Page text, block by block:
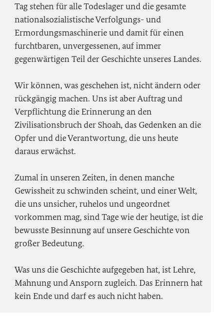
Tag stehen für alle Todeslager und die gesamte
nationalsozialistische Verfolgungs- und
Ermordungsmaschinerie und damit für einen
furchtbaren, unvergessenen, auf immer
gegenwärtigen Teil der Geschichte unseres Landes.
Wir können, was geschehen ist, nicht ändern oder
rückgängig machen. Uns ist aber Auftrag und
Verpflichtung die Erinnerung an den
Zivilisationsbruch der Shoah, das Gedenken an die
Opfer und die Verantwortung, die uns heute
daraus erwächst.
Zumal in unseren Zeiten, in denen manche
Gewissheit zu schwinden scheint, und einer Welt,
die uns unsicher, ruhelos und ungeordnet
vorkommen mag, sind Tage wie der heutige, ist die
bewusste Besinnung auf unsere Geschichte von
großer Bedeutung.
Was uns die Geschichte aufgegeben hat, ist Lehre,
Mahnung und Ansporn zugleich. Das Erinnern hat
kein Ende und darf es auch nicht haben.